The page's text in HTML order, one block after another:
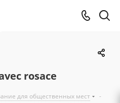
rosace
для общественных мест
-